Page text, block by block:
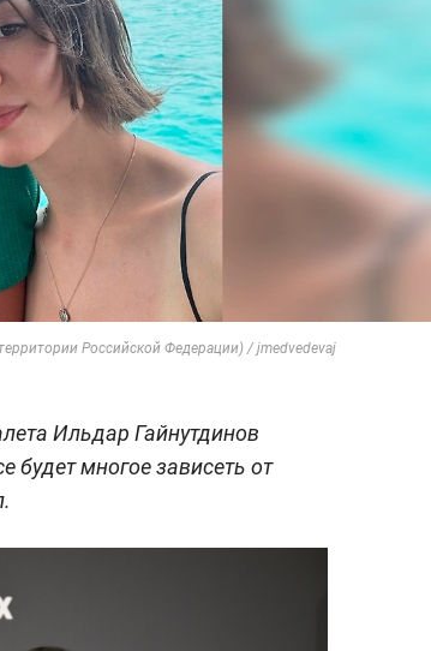
Российской Федерации) / jmedvedevaj
Ильдар Гайнутдинов
будет многое зависеть от